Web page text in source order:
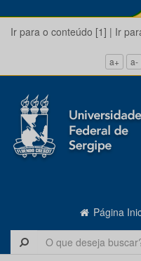
Ir para o conteúdo [1] | Ir
a+ a-
Página